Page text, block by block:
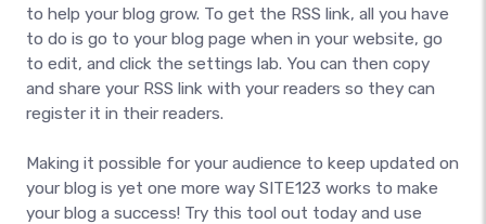
to help your blog grow. To get the RSS link, all you have
to do is go to your blog page when in your website, go
to edit, and click the settings lab. You can then copy
and share your RSS link with your readers so they can
register it in their readers.
Making it possible for your audience to keep updated on
your blog is yet one more way SITE123 works to make
your blog a success! Try this tool out today and use